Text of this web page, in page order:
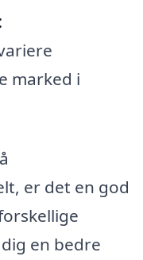
marked i
er det en god
en bedre